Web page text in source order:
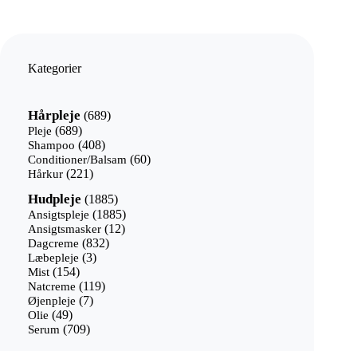
Kategorier
Hårpleje 689689
Pleje 689689
varer
Shampoo 408408
varer
Conditioner/Balsam 6060
Hårkur 221221
Hudpleje 18851885
varer
Ansigtspleje 18851885
varer
Ansigtsmasker 1212
Dagcreme 832832
Læbepleje 33
Mist 154154
varer
Natcreme 119119
Øjenpleje 77
Olie 4949
varer
Serum 709709